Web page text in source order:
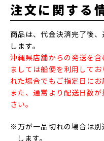
注文に関する
商品は、代金決済完了後
します。
沖縄県店舗からの発送を
ましては船便を利用して
れた場合でもご指定日にお
また、通常より配送日数
さい。
※万が一品切れの場合は
します。